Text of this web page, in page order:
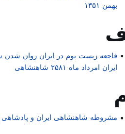
بهمن ۱۳۵۱
فاجعه زیست بوم در ایران روان شدن
ایران امرداد ماه ۲۵۸۱ شاهنشاهی
مشروطه شاهنشاهی ایران و پادشاهی